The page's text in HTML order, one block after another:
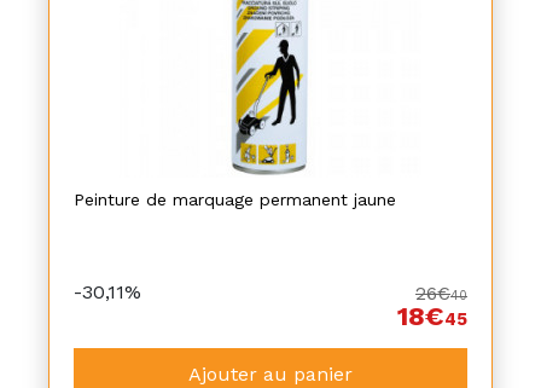
Peinture de marquage permanent jaune
-30,11% 26€40
18€45
Ajouter au panier